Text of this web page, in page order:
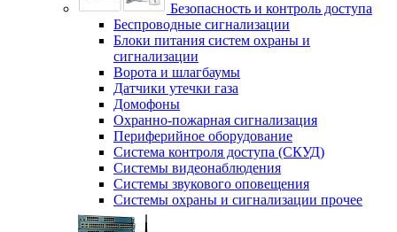
Безопасность и контроль доступа
Беспроводные сигнализации
Блоки питания систем охраны и
сигнализации
Ворота и шлагбаумы
Датчики утечки газа
Домофоны
Охранно-пожарная сигнализация
Периферийное оборудование
Система контроля доступа (СКУД)
Системы видеонаблюдения
Системы звукового оповещения
Системы охраны и сигнализации прочее